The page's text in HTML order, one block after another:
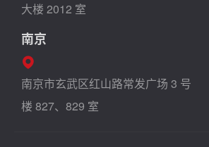
大楼 2012 室
南京
南京市玄武区红山路常发广场 3 号
楼 827、829 室